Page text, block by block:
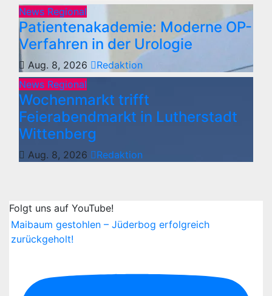
News Regional
Patientenakademie: Moderne OP-
Verfahren in der Urologie
Aug. 8, 2026
Redaktion
News Regional
Wochenmarkt trifft
Feierabendmarkt in Lutherstadt
Wittenberg
Aug. 8, 2026 Redaktion
Folgt uns auf YouTube!
Maibaum gestohlen – Jüderbog erfolgreich
zurückgeholt!